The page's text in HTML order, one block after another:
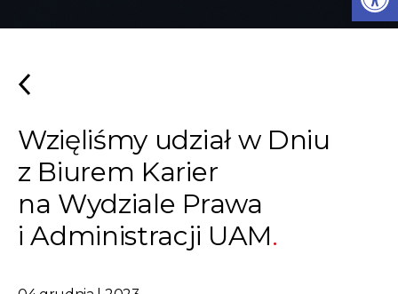
Wzięliśmy udział w Dniu
z Biurem Karier
na Wydziale Prawa
i Administracji UAM